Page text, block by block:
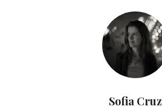
Sofia Cruz